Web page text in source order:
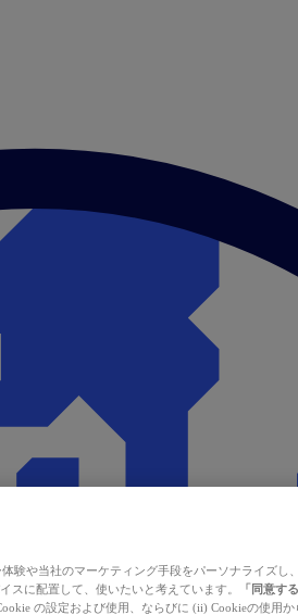
験や当社のマーケティング手段をパーソナライズし
スに配置して、使いたいと考えています。
「同意する
の設定および使用、ならびに (ii) Cookieの使用か